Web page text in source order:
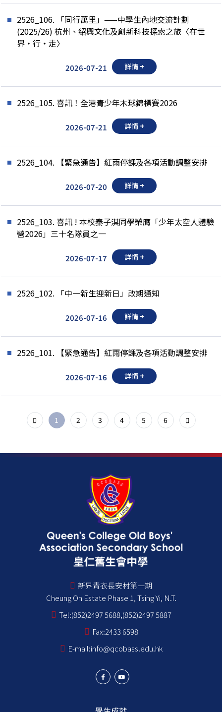
2526_106. 「同行萬里」——中學生內地交流計劃
(2025/26) 杭州、紹興文化及創新科技探索之旅〈在世
界‧行‧走〉
2026-07-21 詳情 +
2526_105. 喜訊！全港青少年木球錦標賽2026
2026-07-21 詳情 +
2526_104. 【緊急通告】紅雨停課及各項活動調整安排
2026-07-20 詳情 +
2526_103. 喜訊 ! 本校秦子淇同學榮膺「少年太空人體驗
營2026」三十名隊員之一
2026-07-17 詳情 +
2526_102. 「中一新生迎新日」改期通知
2026-07-16 詳情 +
2526_101. 【緊急通告】紅雨停課及各項活動調整安排
2026-07-16 詳情 +
1 2 3 4 5 6
新界青衣長安村第一期
Cheung On Estate Phase 1, Tsing Yi, N.T.
Tel:(852)2497 5688,(852)2497 5887
Fax:2433 6598
E-mail:info@qcobass.edu.hk